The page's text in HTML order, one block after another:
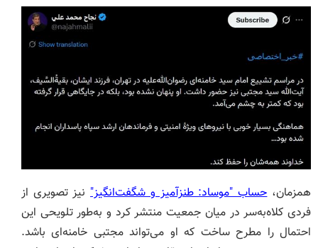
همزمان،حساب "موساد: طنزآمیز و شگفت‌انگیز"نیز تصویری از
فردی کلاه‌به‌سر در میان جمعیت منتشر کرد و به‌طور تلویحی این
احتمال را مطرح ساخت که او می‌تواند مجتبی خامنه‌ای باشد.